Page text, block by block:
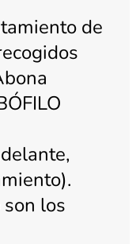
de
los